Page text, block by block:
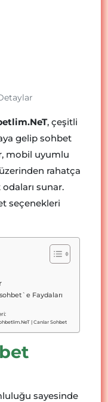
, çeşitli
gelip sohbet
mobil uyumlu
rahatça
sunar.
seçenekleri
Faydaları
| Canlar Sohbet
sayesinde